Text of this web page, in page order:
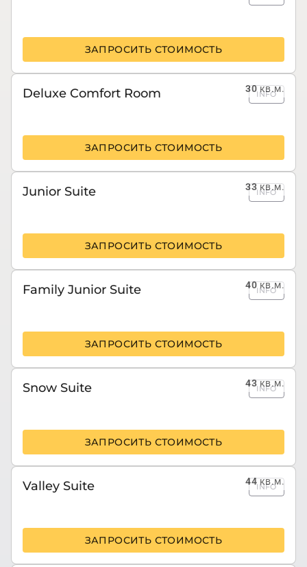
ЗАПРОСИТЬ СТОИМОСТЬ
30кв.м.
Deluxe Comfort Room INFO
ЗАПРОСИТЬ СТОИМОСТЬ
33кв.м.
Junior Suite INFO
ЗАПРОСИТЬ СТОИМОСТЬ
40кв.м.
Family Junior Suite INFO
ЗАПРОСИТЬ СТОИМОСТЬ
43кв.м.
Snow Suite INFO
ЗАПРОСИТЬ СТОИМОСТЬ
44кв.м.
Valley Suite INFO
ЗАПРОСИТЬ СТОИМОСТЬ